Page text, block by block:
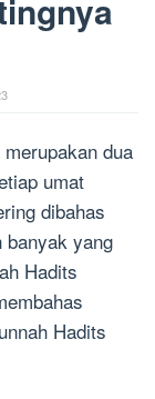
dua
umat
dibahas
banyak yang
Hadits
Hadits